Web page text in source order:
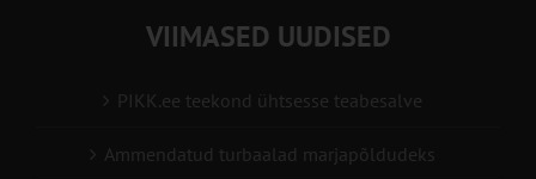
VIIMASED UUDISED
PIKK.ee teekond ühtsesse teabesalve
Ammendatud turbaalad marjapõldudeks